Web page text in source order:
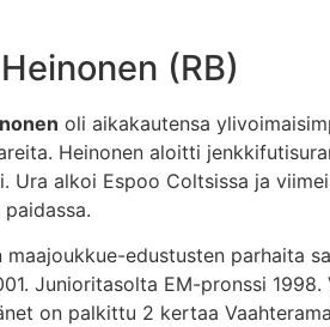
(RB)
oli aikakautensa
Heinonen aloitti
Ura alkoi Espoo Coltsissa ja
maajoukkue-edustusten parhaita
Junioritasolta EM-pronssi
on palkittu 2 kertaa